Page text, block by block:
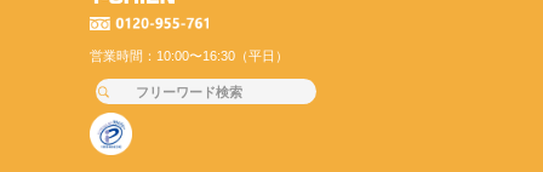
営業時間：10:00〜16:30（平日）